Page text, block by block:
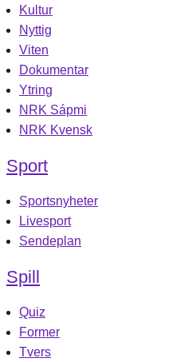
Kultur
Nyttig
Viten
Dokumentar
Ytring
NRK Sápmi
NRK Kvensk
Sport
Sportsnyheter
Livesport
Sendeplan
Spill
Quiz
Former
Tvers